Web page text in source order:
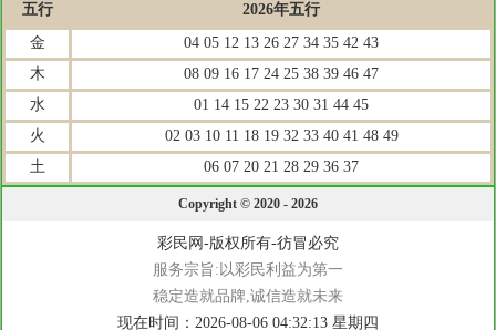
五行
2026年五行
金
04 05 12 13 26 27 34 35 42 43
木
08 09 16 17 24 25 38 39 46 47
水
01 14 15 22 23 30 31 44 45
火
02 03 10 11 18 19 32 33 40 41 48 49
土
06 07 20 21 28 29 36 37
Copyright © 2020 - 2026
彩民网-版权所有-彷冒必究
服务宗旨:以彩民利益为第一
稳定造就品牌,诚信造就未来
现在时间：2026-08-06 04:32:13 星期四